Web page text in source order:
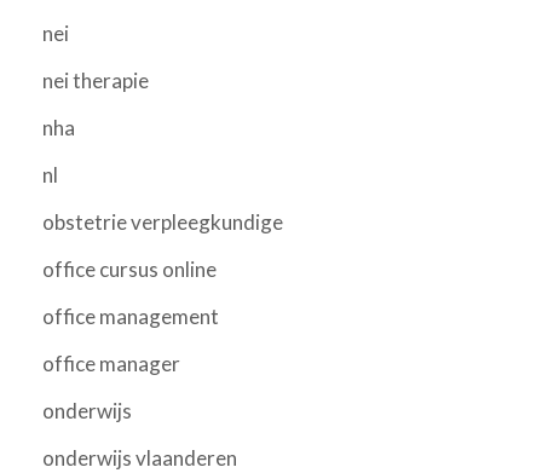
nei
nei therapie
nha
nl
obstetrie verpleegkundige
office cursus online
office management
office manager
onderwijs
onderwijs vlaanderen